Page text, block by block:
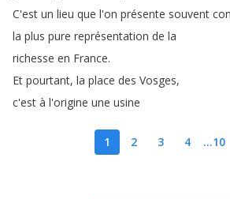
C'est un lieu que l'on présente souvent
la plus pure représentation de la
richesse en France.
Et pourtant, la place des Vosges,
c'est à l'origine une usine
1 2 3 4 ...10